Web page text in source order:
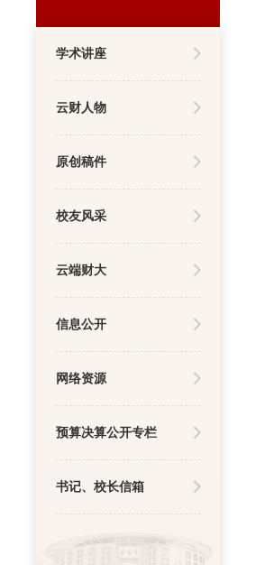
学术讲座
云财人物
原创稿件
校友风采
云端财大
信息公开
网络资源
预算决算公开专栏
书记、校长信箱